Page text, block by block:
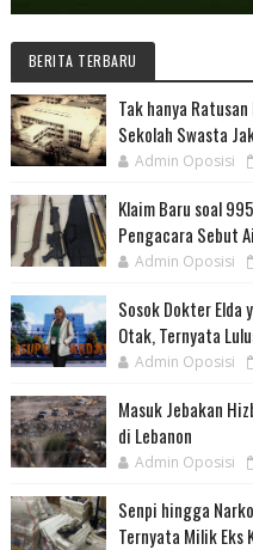
BERITA TERBARU
Tak hanya
Sekolah Swasta
Admin Oposisi
Klaim Baru soal
Pengacara Sebut
Admin Oposisi
Sosok Dokter Elda
Otak, Ternyata
Admin Oposisi
Masuk Jebakan
di Lebanon
Admin Oposisi
Senpi hingga
Ternyata Milik Eks